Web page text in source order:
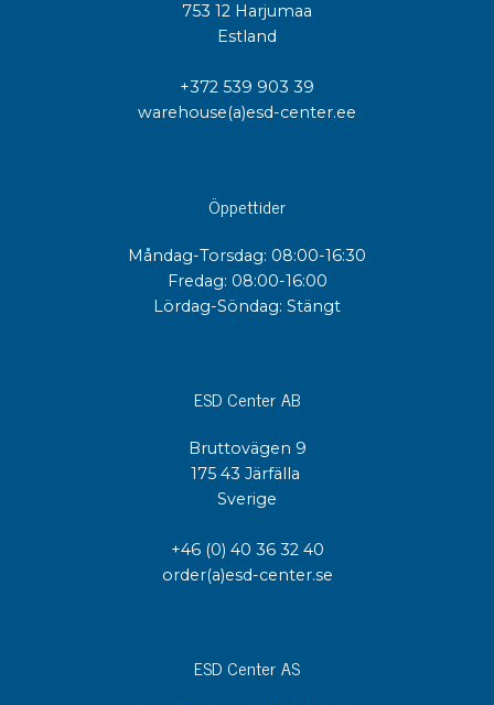
753 12 Harjumaa
Estland
+372 539 903 39
warehouse(a)esd-center.ee
Öppettider
Måndag-Torsdag: 08:00-16:30
Fredag: 08:00-16:00
Lördag-Söndag: Stängt
ESD Center AB
Bruttovägen 9
175 43 Järfälla
Sverige
+46 (0) 40 36 32 40
order(a)esd-center.se
ESD Center AS